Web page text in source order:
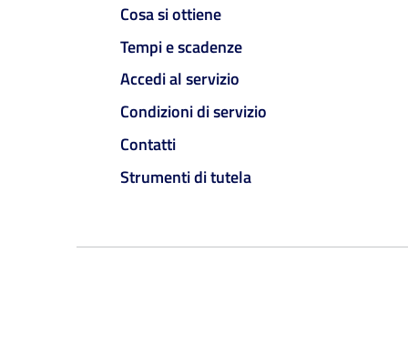
Cosa si ottiene
Tempi e scadenze
Accedi al servizio
Condizioni di servizio
Contatti
Strumenti di tutela